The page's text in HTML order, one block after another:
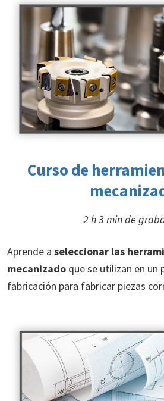
Curso de
2 h 3 min de
Aprende a seleccionar las
mecanizado que se utilizan en un
fabricación para fabricar piezas